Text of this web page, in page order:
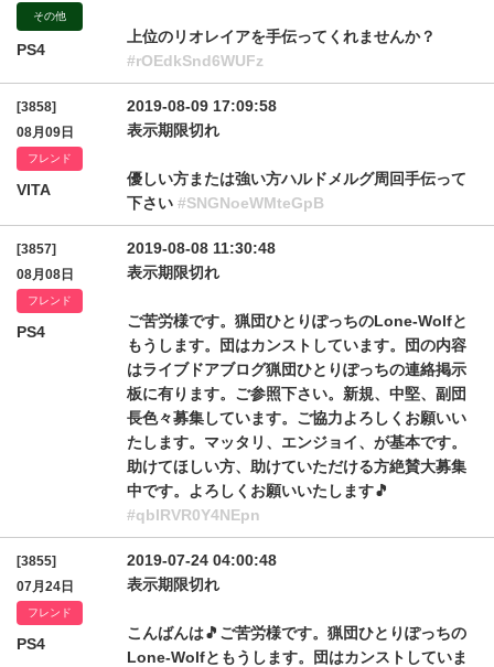
その他
PS4
上位のリオレイアを手伝ってくれませんか？
#rOEdkSnd6WUFz
[3858]
08月09日
フレンド
VITA
2019-08-09 17:09:58
表示期限切れ
優しい方または強い方ハルドメルグ周回手伝って
下さい #SNGNoeWMteGpB
[3857]
08月08日
フレンド
PS4
2019-08-08 11:30:48
表示期限切れ
ご苦労様です。猟団ひとりぽっちのLone-Wolfと
もうします。団はカンストしています。団の内容
はライブドアブログ猟団ひとりぽっちの連絡掲示
板に有ります。ご参照下さい。新規、中堅、副団
長色々募集しています。ご協力よろしくお願いい
たします。マッタリ、エンジョイ、が基本です。
助けてほしい方、助けていただける方絶賛大募集
中です。よろしくお願いいたします🎵
#qblRVR0Y4NEpn
[3855]
07月24日
フレンド
PS4
2019-07-24 04:00:48
表示期限切れ
こんばんは🎵ご苦労様です。猟団ひとりぽっちの
Lone-Wolfともうします。団はカンストしていま